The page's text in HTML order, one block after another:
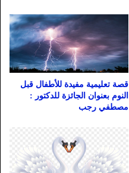
قصة تعليمية مفيدة للأطفال قبل
النوم بعنوان الجائزة للدكتور :
مصطفي رجب